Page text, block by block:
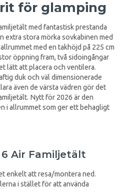
för glamping
med fantastisk prestanda
extra stora mörka sovkabinen med
med en takhöjd på 225 cm
öppning fram, två sidoingångar
lätt att placera och ventilera.
duk och väl dimensionerade
även de värsta vädren gör det
Nytt för 2026 är den
i allrummet som ger ett behagligt
Air Familjetält
enkelt att resa/montera ned.
i stället för att använda